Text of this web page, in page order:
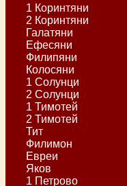
1 Коринтяни
2 Коринтяни
Галатяни
Ефесяни
Филипяни
Колосяни
1 Солунци
2 Солунци
1 Тимотей
2 Тимотей
Тит
Филимон
Евреи
Яков
1 Петрово